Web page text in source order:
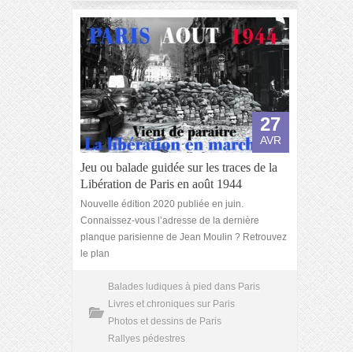
27
AVR
Jeu ou balade guidée sur les traces de la
Libération de Paris en août 1944
Nouvelle édition 2020 publiée en juin.
Connaissez-vous l’adresse de la dernière
planque parisienne de Jean Moulin ? Retrouvez
le plan
Balades ludiques à pied dans Paris
Livres et chroniques sur Paris
Photos et dessins de Paris
Rallyes pédestres